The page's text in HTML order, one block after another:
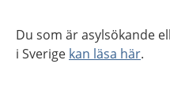
Du som är asylsökande
i Sverige kan läsa här.